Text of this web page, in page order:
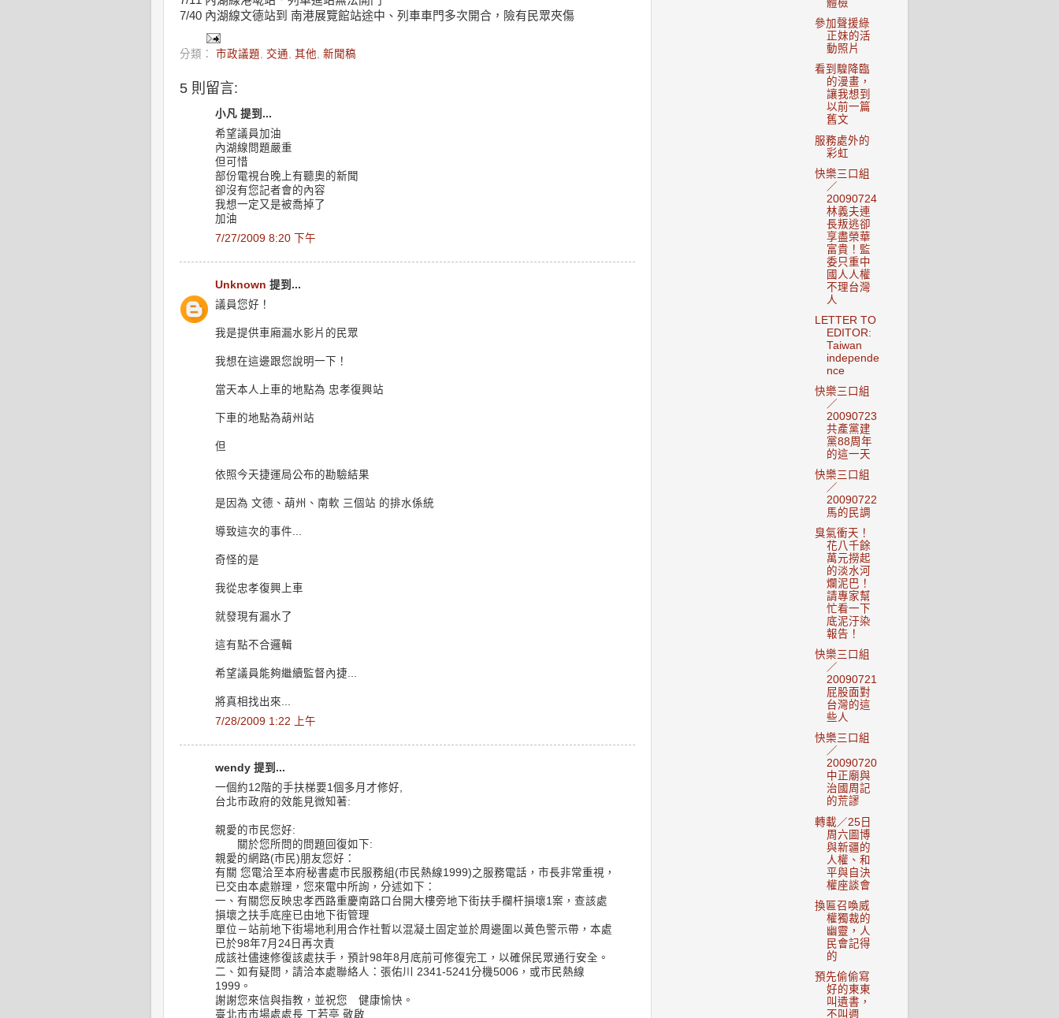
7/40 內湖線文德站到 南港展覽館站途中、列車車門多次開合，險有民眾夾傷
分類： 市政議題 交通 其他 新聞稿
5 則留言:
小凡 提到...
希望議員加油
內湖線問題嚴重
但可惜
部份電視台晚上有聽奧的新聞
卻沒有您記者會的內容
我想一定又是被喬掉了
加油
7/27/2009 8:20 下午
Unknown 提到...
議員您好！
我是提供車廂漏水影片的民眾
我想在這邊跟您說明一下！
當天本人上車的地點為 忠孝復興站
下車的地點為葫州站
但
依照今天捷運局公布的勘驗結果
是因為 文德、葫州、南軟 三個站 的排水係統
導致這次的事件...
奇怪的是
我從忠孝復興上車
就發現有漏水了
這有點不合邏輯
希望議員能夠繼續監督內捷...
將真相找出來...
7/28/2009 1:22 上午
wendy 提到...
一個約12階的手扶梯要1個多月才修好,
台北市政府的效能見微知著:
親愛的市民您好:
關於您所問的問題回復如下:
親愛的網路(市民)朋友您好：
有關 您電洽至本府秘書處市民服務組(市民熱線1999)之服務電話，市長非常重視，
已交由本處辦理，您來電中所詢，分述如下：
一、有關您反映忠孝西路重慶南路口台開大樓旁地下街扶手欄杆損壞1案，查該處
損壞之扶手底座已由地下街管理
單位－站前地下街場地利用合作社暫以混凝土固定並於周邊圍以黃色警示帶，本處
已於98年7月24日再次責
成該社儘速修復該處扶手，預計98年8月底前可修復完工，以確保民眾通行安全。
二、如有疑問，請洽本處聯絡人：張佑川 2341-5241分機5006，或市民熱線
1999。
謝謝您來信與指教，並祝您 健康愉快。
臺北市市場處處長 丁若亭 敬啟
體檢
參加聲援綠
正妹的活
動照片
看到騜降臨
的漫畫，
讓我想到
以前一篇
舊文
服務處外的
彩虹
快樂三口組
／
20090724
林義夫連
長叛逃卻
享盡榮華
富貴！監
委只重中
國人人權
不理台灣
人
LETTER TO
EDITOR:
Taiwan
independe
nce
快樂三口組
／
20090723
共產黨建
黨88周年
的這一天
快樂三口組
／
20090722
馬的民調
臭氣衝天！
花八千餘
萬元撈起
的淡水河
爛泥巴！
請專家幫
忙看一下
底泥汙染
報告！
快樂三口組
／
20090721
屁股面對
台灣的這
些人
快樂三口組
／
20090720
中正廟與
治國周記
的荒謬
轉載／25日
周六圖博
與新疆的
人權、和
平與自決
權座談會
換匾召喚威
權獨裁的
幽靈，人
民會記得
的
預先偷偷寫
好的東東
叫遺書，
不叫週